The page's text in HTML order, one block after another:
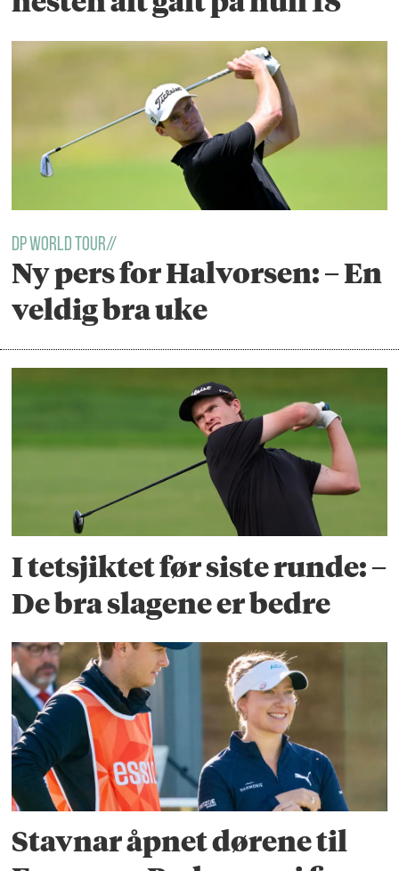
DP WORLD TOUR//
Ny pers for Halvorsen: – En
veldig bra uke
I tetsjiktet før siste runde: –
De bra slagene er bedre
Stavnar åpnet dørene til